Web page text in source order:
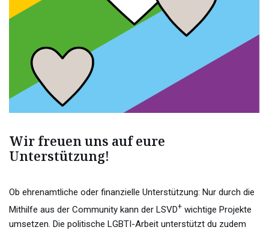
Wir freuen uns auf eure
Unterstützung!
Ob ehrenamtliche oder finanzielle Unterstützung: Nur durch die
Mithilfe aus der Community kann der LSVD+ wichtige Projekte
umsetzen. Die politische LGBTI-Arbeit unterstützt du zudem